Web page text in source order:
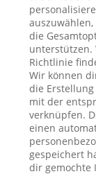
die
unterstützen.
Richtlinie
Wir können
die
mit der
verknüpfen.
einen
gespeichert
dir gemochte